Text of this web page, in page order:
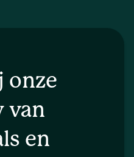
onze
van
en